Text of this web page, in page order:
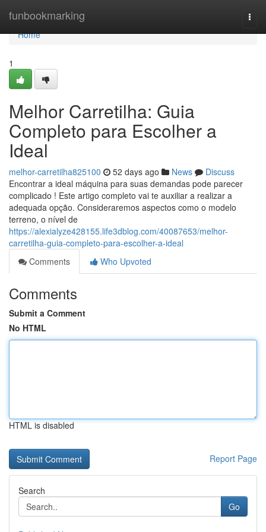
funbookmarking
Home
Home
1
Melhor Carretilha: Guia
Completo para Escolher a
Ideal
melhor-carretilha825100 52 days ago News
Discuss
Encontrar a ideal máquina para suas demandas pode parecer
complicado ! Este artigo completo vai te auxiliar a realizar a
adequada opção. Consideraremos aspectos como o modelo
terreno, o nível de
https://alexialyze428155.life3dblog.com/40087653/melhor-
carretilha-guia-completo-para-escolher-a-ideal
Comments
Who Upvoted
Comments
Submit a Comment
No HTML
HTML is disabled
Report Page
Search
Go